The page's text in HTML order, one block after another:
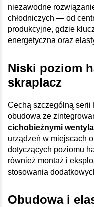
niezawodne
chłodniczych — od
produkcyjne, gdzie
energetyczna oraz
Niski poziom
skraplacz
Cechą szczególną serii
obudowa ze
cichobieżnymi
urządzeń w miejscach
dotyczących poziomu
również montaż i
stosowania
Obudowa i